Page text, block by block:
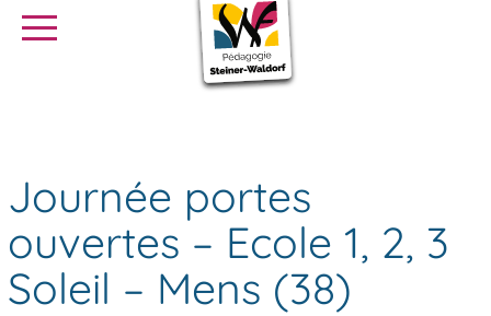
SE FORMER
Journée portes
ouvertes – Ecole 1, 2, 3
Soleil – Mens (38)